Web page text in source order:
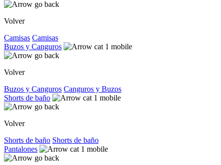
Volver
Camisas Camisas
Buzos y Canguros
Volver
Buzos y Canguros Canguros y Buzos
Shorts de baño
Volver
Shorts de baño Shorts de baño
Pantalones